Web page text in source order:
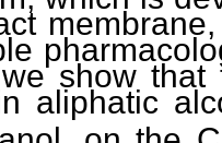
show that
aliphatic